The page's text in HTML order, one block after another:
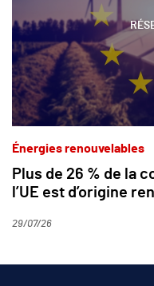
Énergies renouvelables
Plus de 26 % de la
l’UE est d’origine
29/07/26